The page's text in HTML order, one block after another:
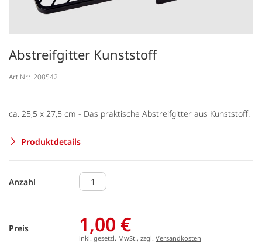
Abstreifgitter Kunststoff
Art.Nr.: 208542
ca. 25,5 x 27,5 cm - Das praktische Abstreifgitter aus Kunststoff.
Produktdetails
Anzahl
Preis 1,00 €
inkl. gesetzl. MwSt., zzgl. Versandkosten